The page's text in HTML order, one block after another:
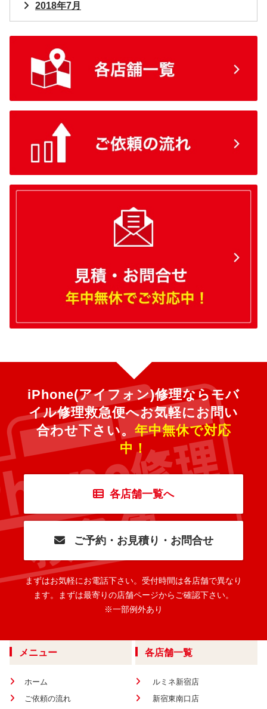
2018年7月
iPhone(アイフォン)修理ならモバ
イル修理救急便へお気軽にお問い
合わせ下さい。 年中無休で対応
中！
各店舗一覧へ
ご予約・お見積り・お問合せ
まずはお気軽にお電話下さい。 受付時間は各店舗で異なり
ます。
まずは最寄りの店舗ページからご確認下さい。
※一部例外あり
メニュー
ホーム
ご依頼の流れ
各店舗一覧
ルミネ新宿店
新宿東南口店